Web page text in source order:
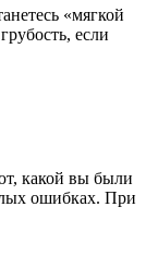
«мягкой
если
какой вы были
ошибках. При